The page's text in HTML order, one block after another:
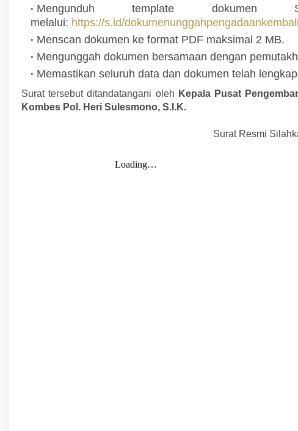
Mengunduh template
melalui: https://s.id/dokumenunggahpengadaankembali
Menscan dokumen ke format PDF maksimal 2 MB.
Mengunggah dokumen bersamaan dengan
Memastikan seluruh data dan dokumen telah
Surat tersebut ditandatangani oleh Kepala Pusat
Kombes Pol. Heri Sulesmono, S.I.K.
Surat Resmi